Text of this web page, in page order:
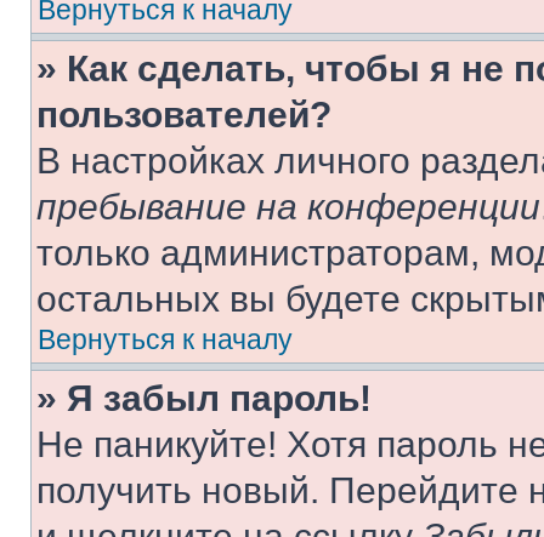
Вернуться к началу
» Как сделать, чтобы я не
пользователей?
В настройках личного
пребывание на конференции
только администраторам,
остальных вы будете
Вернуться к началу
» Я забыл пароль!
Не паникуйте! Хотя пароль
получить новый. Перейдите